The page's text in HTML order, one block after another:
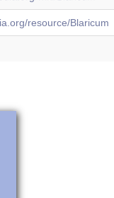
resource/Blaricum